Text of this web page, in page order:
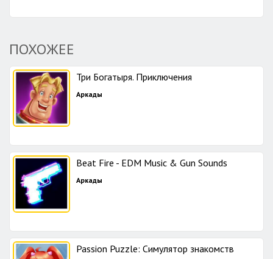
ПОХОЖЕЕ
Три Богатыря. Приключения
Аркады
Beat Fire - EDM Music & Gun Sounds
Аркады
Passion Puzzle: Симулятор знакомств